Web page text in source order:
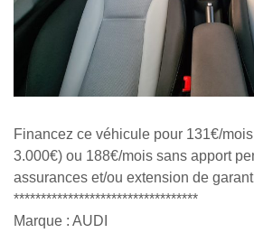
Financez ce véhicule pour 131€/
3.000€) ou 188€/mois sans apport
assurances et/ou extension de
**********************************
Marque : AUDI